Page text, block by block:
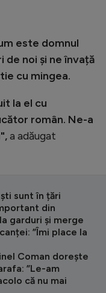
este domnul
de noi și ne învață
cu mingea.
la el cu
român. Ne-a
a adăugat
sunt în țări
din
garduri și merge
”Îmi place la
Coman dorește
”Le-am
că nu mai